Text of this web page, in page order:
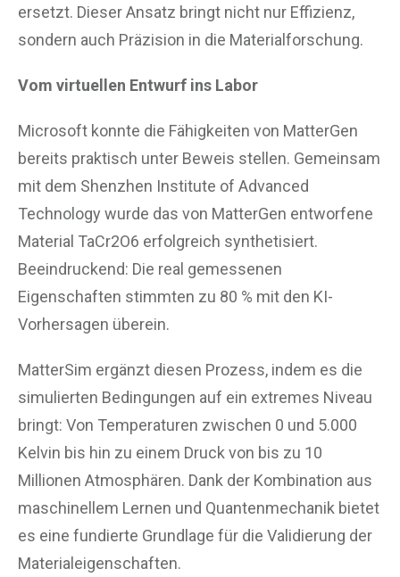
ersetzt. Dieser Ansatz bringt nicht nur Effizienz,
sondern auch Präzision in die Materialforschung.
Vom virtuellen Entwurf ins Labor
Microsoft konnte die Fähigkeiten von MatterGen
bereits praktisch unter Beweis stellen. Gemeinsam
mit dem Shenzhen Institute of Advanced
Technology wurde das von MatterGen entworfene
Material TaCr2O6 erfolgreich synthetisiert.
Beeindruckend: Die real gemessenen
Eigenschaften stimmten zu 80 % mit den KI-
Vorhersagen überein.
MatterSim ergänzt diesen Prozess, indem es die
simulierten Bedingungen auf ein extremes Niveau
bringt: Von Temperaturen zwischen 0 und 5.000
Kelvin bis hin zu einem Druck von bis zu 10
Millionen Atmosphären. Dank der Kombination aus
maschinellem Lernen und Quantenmechanik bietet
es eine fundierte Grundlage für die Validierung der
Materialeigenschaften.